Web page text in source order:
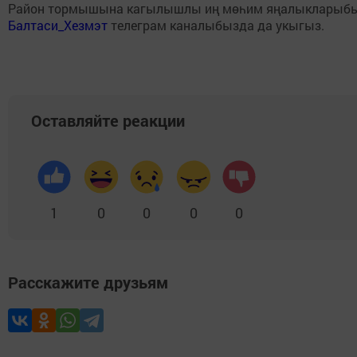
Район тормышына кагылышлы иң мөһим
Балтаси_Хезмэт телеграм каналыбызда да укыгыз.
Оставляйте реакции
1 0 0 0 0
Расскажите друзьям